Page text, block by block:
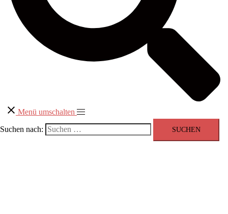
Menü umschalten
Suchen nach: